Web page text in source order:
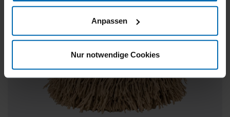
Anpassen
Nur notwendige Cookies